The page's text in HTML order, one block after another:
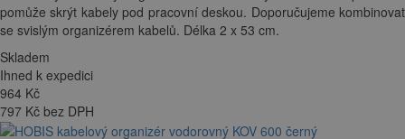
pomůže skrýt kabely pod pracovní deskou. Doporučujeme kombinovat
se svislým organizérem kabelů. Délka 2 x 53 cm.
Skladem
Ihned k expedici
964 Kč
797 Kč bez DPH